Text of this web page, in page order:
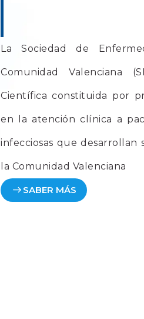
La Sociedad de
Comunidad Valenciana
Científica constituida por
en la atención clínica a
infecciosas que desarrollan
la Comunidad Valenciana
SABER MÁS